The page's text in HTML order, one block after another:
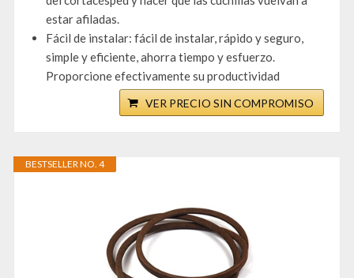
estar afiladas.
Fácil de instalar: fácil de instalar, rápido y seguro,
simple y eficiente, ahorra tiempo y esfuerzo.
Proporcione efectivamente su productividad
VER PRECIO SIN COMPROMISO
BESTSELLER NO. 4